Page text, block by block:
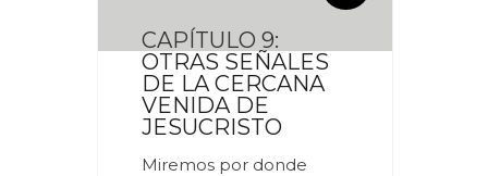
CAPÍTULO 9:
OTRAS SEÑALES
DE LA CERCANA
VENIDA DE
JESUCRISTO
Miremos por donde